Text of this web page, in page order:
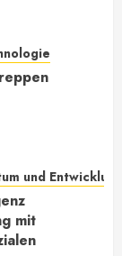
und Entwicklung
mit